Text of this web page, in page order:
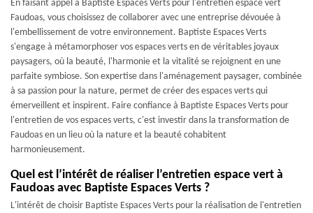
En faisant appel à Baptiste Espaces Verts pour l'entretien espace vert
Faudoas, vous choisissez de collaborer avec une entreprise dévouée à
l'embellissement de votre environnement. Baptiste Espaces Verts
s'engage à métamorphoser vos espaces verts en de véritables joyaux
paysagers, où la beauté, l'harmonie et la vitalité se rejoignent en une
parfaite symbiose. Son expertise dans l'aménagement paysager, combinée
à sa passion pour la nature, permet de créer des espaces verts qui
émerveillent et inspirent. Faire confiance à Baptiste Espaces Verts pour
l'entretien de vos espaces verts, c'est investir dans la transformation de
Faudoas en un lieu où la nature et la beauté cohabitent
harmonieusement.
Quel est l’intérêt de réaliser l’entretien espace vert à
Faudoas avec Baptiste Espaces Verts ?
L'intérêt de choisir Baptiste Espaces Verts pour la réalisation de l'entretien